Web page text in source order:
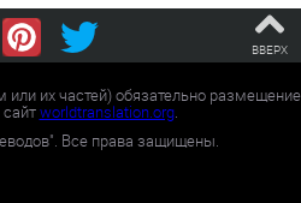
ВВЕРХ
или их частей) обязательно размещение
worldtranslation.org.
Все права защищены.